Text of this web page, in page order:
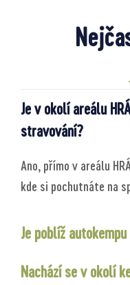
Je v okolí areálu
stravování?
Ano, přímo v areálu
kde si pochutnáte na
Je poblíž autokempu
Nachází se v okolí